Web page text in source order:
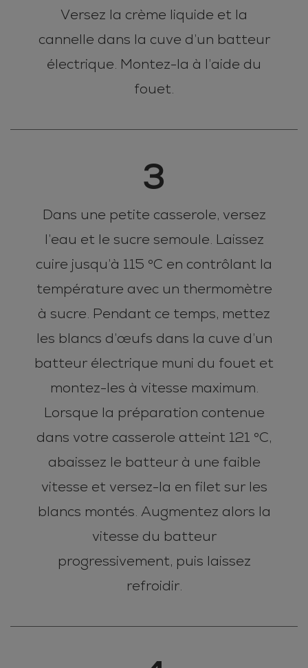
Versez la crème liquide et la
cannelle dans la cuve d’un batteur
électrique. Montez-la à l’aide du
fouet.
3
Dans une petite casserole, versez
l’eau et le sucre semoule. Laissez
cuire jusqu’à 115 °C en contrôlant la
température avec un thermomètre
à sucre. Pendant ce temps, mettez
les blancs d’œufs dans la cuve d’un
batteur électrique muni du fouet et
montez-les à vitesse maximum.
Lorsque la préparation contenue
dans votre casserole atteint 121 °C,
abaissez le batteur à une faible
vitesse et versez-la en filet sur les
blancs montés. Augmentez alors la
vitesse du batteur
progressivement, puis laissez
refroidir.